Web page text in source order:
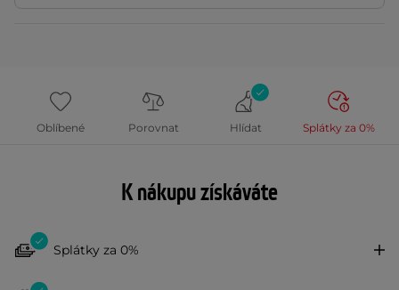
Oblíbené Porovnat Hlídat Splátky za 0%
K nákupu získáváte
Splátky za 0%